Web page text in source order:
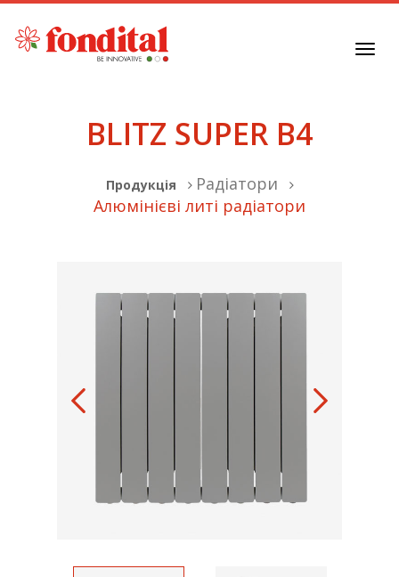
BLITZ SUPER B4
Продукція
Радіатори
Алюмінієві литі радіатори